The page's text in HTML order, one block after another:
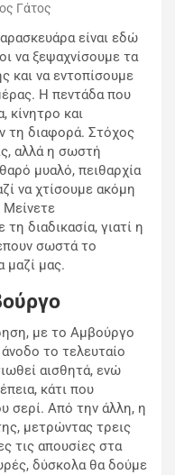
Γάτος
είναι εδώ
να ξεψαχνίσουμε τα
και να εντοπίσουμε
Η πεντάδα που
κίνητρο και
τη διαφορά. Στόχος
αλλά η σωστή
μυαλό, πειθαρχία
να χτίσουμε ακόμη
τη διαδικασία, γιατί η
σωστά το
μαζί μας.
με το Αμβούργο
το τελευταίο
αισθητά, ενώ
κάτι που
σερί. Από την άλλη, η
μετρώντας τρεις
τις απουσίες στα
δύσκολα θα δούμε